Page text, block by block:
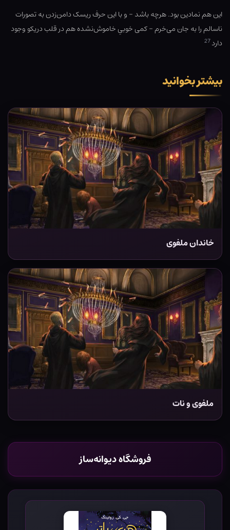
این هم نمادین بود. هرچه باشد – و با این حرف ریسک دامن‌زدن به تصورات
ناسالم را به جان می‌خرم – کمی خوبیِ خاموش‌‌نشده هم در قلب دریکو وجود
دارد 27
بیشتر بخوانید
خاندان ملفوی
ملفوی و نات
فروشگاه دیوانه‌ساز